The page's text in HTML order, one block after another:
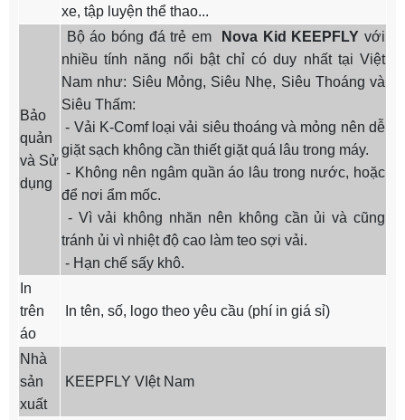
xe, tập luyện thể thao...
Bảo
quản
và Sử
dụng
Bộ áo bóng đá trẻ em Nova Kid KEEPFLY với
nhiều tính năng nổi bật chỉ có duy nhất tại Việt
Nam như: Siêu Mỏng, Siêu Nhẹ, Siêu Thoáng và
Siêu Thấm:
- Vải K-Comf loại vải siêu thoáng và mỏng nên dễ
giặt sạch không cần thiết giặt quá lâu trong máy.
- Không nên ngâm quần áo lâu trong nước, hoặc
để nơi ẩm mốc.
- Vì vải không nhăn nên không cần ủi và cũng
tránh ủi vì nhiệt độ cao làm teo sợi vải.
- Hạn chế sấy khô.
In
trên
áo
In tên, số, logo theo yêu cầu (phí in giá sỉ)
Nhà
sản
xuất
KEEPFLY VIệt Nam